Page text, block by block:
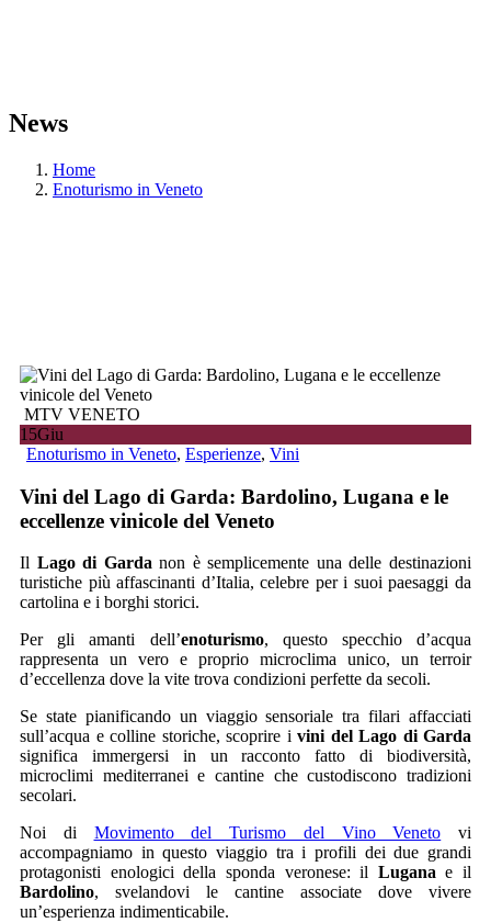
News
Home
Enoturismo in Veneto
MTV VENETO
15Giu
Enoturismo in Veneto, Esperienze, Vini
Vini del Lago di Garda: Bardolino, Lugana e le
eccellenze vinicole del Veneto
Il Lago di Garda non è semplicemente una delle destinazioni
turistiche più affascinanti d’Italia, celebre per i suoi paesaggi da
cartolina e i borghi storici.
Per gli amanti dell’enoturismo, questo specchio d’acqua
rappresenta un vero e proprio microclima unico, un terroir
d’eccellenza dove la vite trova condizioni perfette da secoli.
Se state pianificando un viaggio sensoriale tra filari affacciati
sull’acqua e colline storiche, scoprire i vini del Lago di Garda
significa immergersi in un racconto fatto di biodiversità,
microclimi mediterranei e cantine che custodiscono tradizioni
secolari.
Noi di Movimento del Turismo del Vino Veneto vi
accompagniamo in questo viaggio tra i profili dei due grandi
protagonisti enologici della sponda veronese: il Luganae il
Bardolino, svelandovi le cantine associate dove vivere
un’esperienza indimenticabile.